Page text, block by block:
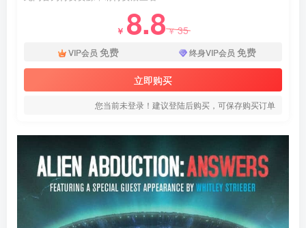
￥ 8.8￥35
VIP会员 免费 终身VIP会员 免费
立即购买
您当前未登录！建议登陆后购买，可保存购买订单